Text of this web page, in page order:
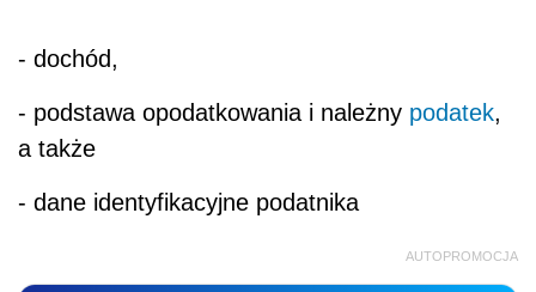
- dochód,
- podstawa opodatkowania i należny podatek,
a także
- dane identyfikacyjne podatnika
AUTOPROMOCJA